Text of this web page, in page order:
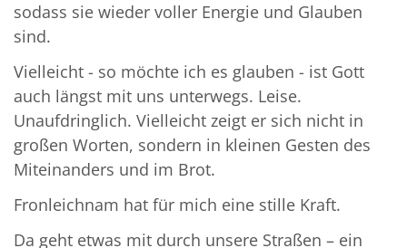
sodass sie wieder voller Energie und Glauben
sind.
Vielleicht - so möchte ich es glauben - ist Gott
auch längst mit uns unterwegs. Leise.
Unaufdringlich. Vielleicht zeigt er sich nicht in
großen Worten, sondern in kleinen Gesten des
Miteinanders und im Brot.
Fronleichnam hat für mich eine stille Kraft.
Da geht etwas mit durch unsere Straßen – ein